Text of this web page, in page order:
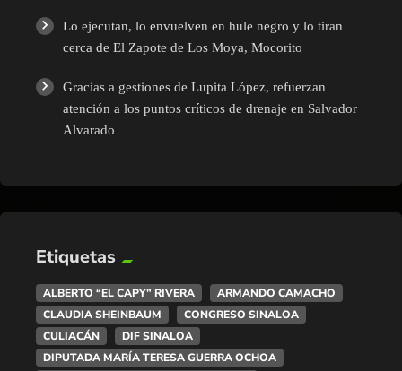
Lo ejecutan, lo envuelven en hule negro y lo tiran
cerca de El Zapote de Los Moya, Mocorito
Gracias a gestiones de Lupita López, refuerzan
atención a los puntos críticos de drenaje en Salvador
Alvarado
Etiquetas
ALBERTO “EL CAPY” RIVERA
ARMANDO CAMACHO
CLAUDIA SHEINBAUM
CONGRESO SINALOA
CULIACÁN
DIF SINALOA
DIPUTADA MARÍA TERESA GUERRA OCHOA